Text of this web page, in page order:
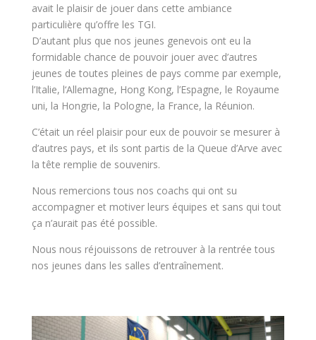
avait le plaisir de jouer dans cette ambiance
particulière qu’offre les TGI.
D’autant plus que nos jeunes genevois ont eu la
formidable chance de pouvoir jouer avec d’autres
jeunes de toutes pleines de pays comme par exemple,
l’Italie, l‘Allemagne, Hong Kong, l’Espagne, le Royaume
uni, la Hongrie, la Pologne, la France, la Réunion.
C’était un réel plaisir pour eux de pouvoir se mesurer à
d’autres pays, et ils sont partis de la Queue d’Arve avec
la tête remplie de souvenirs.
Nous remercions tous nos coachs qui ont su
accompagner et motiver leurs équipes et sans qui tout
ça n’aurait pas été possible.
Nous nous réjouissons de retrouver à la rentrée tous
nos jeunes dans les salles d’entraînement.